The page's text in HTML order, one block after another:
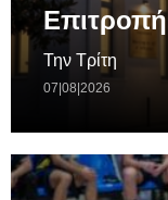
Την Τρίτη
07|08|2026